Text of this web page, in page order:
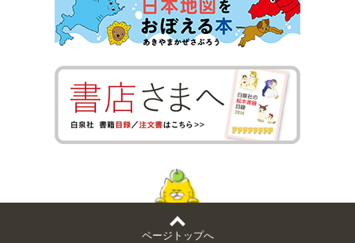
ページトップへ